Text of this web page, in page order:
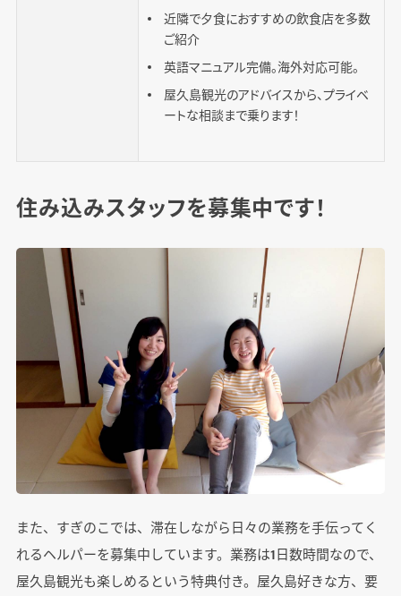
近隣で夕食におすすめの飲食店を多数
ご紹介
英語マニュアル完備。海外対応可能。
屋久島観光のアドバイスから、プライベ
ートな相談まで乗ります！
住み込みスタッフを募集中です！
また、すぎのこでは、滞在しながら日々の業務を手伝ってく
れるヘルパーを募集中しています。業務は1日数時間なので、
屋久島観光も楽しめるという特典付き。屋久島好きな方、要